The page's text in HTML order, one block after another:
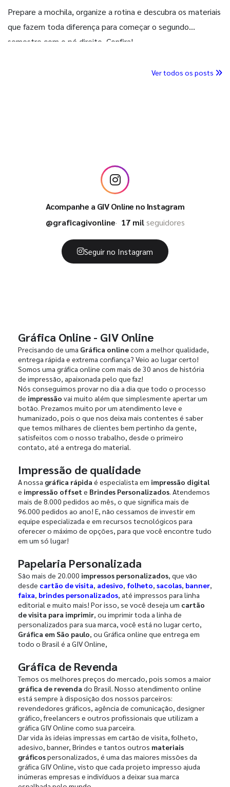
Prepare a mochila, organize a rotina e descubra os materiais
que fazem toda diferença para começar o segundo
semestre com o pé direito. Confira!
Ver todos os posts
Acompanhe a GIV Online no Instagram
@graficagivonline
17 milseguidores
Seguir no Instagram
Gráfica Online - GIV Online
Precisando de uma Gráfica onlinecom a melhor qualidade,
entrega rápida e extrema confiança? Veio ao lugar certo!
Somos uma gráfica online com mais de 30 anos de história
de impressão, apaixonada pelo que faz!
Nós conseguimos provar no dia a dia que todo o processo
de impressão vai muito além que simplesmente apertar um
botão. Prezamos muito por um atendimento leve e
humanizado, pois o que nos deixa mais contentes é saber
que temos milhares de clientes bem pertinho da gente,
satisfeitos com o nosso trabalho, desde o primeiro
contato, até a entrega do material.
Impressão de qualidade
A nossa gráfica rápida é especialista em impressão digital
e impressão offset e Brindes Personalizados. Atendemos
mais de 8.000 pedidos ao mês, o que significa mais de
96.000 pedidos ao ano! E, não cessamos de investir em
equipe especializada e em recursos tecnológicos para
oferecer o máximo de opções, para que você encontre tudo
em um só lugar!
Papelaria Personalizada
São mais de 20.000 impressos personalizados, que vão
desde cartão de visita, adesivo, folheto, sacolas, banner,
faixa, brindes personalizados, até impressos para linha
editorial e muito mais! Por isso, se você deseja um cartão
de visita para imprimir, ou imprimir toda a linha de
personalizados para sua marca, você está no lugar certo,
Gráfica em São paulo, ou Gráfica online que entrega em
todo o Brasil é a GIV Online,
Gráfica de Revenda
Temos os melhores preços do mercado, pois somos a maior
gráfica de revenda do Brasil. Nosso atendimento online
está sempre à disposição dos nossos parceiros:
revendedores gráficos, agência de comunicação, designer
gráfico, freelancers e outros profissionais que utilizam a
gráfica GIV Online como sua parceira.
Dar vida às ideias impressas em cartão de visita, folheto,
adesivo, banner, Brindes e tantos outros materiais
gráficospersonalizados, é uma das maiores missões da
gráfica GIV Online, visto que cada projeto impresso ajuda
inúmeras empresas e indivíduos a deixar sua marca